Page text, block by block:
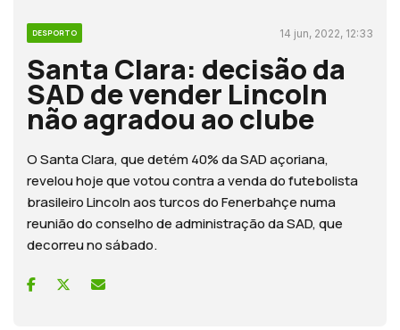
DESPORTO 14 jun, 2022, 12:33
Santa Clara: decisão da
SAD de vender Lincoln
não agradou ao clube
O Santa Clara, que detém 40% da SAD açoriana,
revelou hoje que votou contra a venda do futebolista
brasileiro Lincoln aos turcos do Fenerbahçe numa
reunião do conselho de administração da SAD, que
decorreu no sábado.